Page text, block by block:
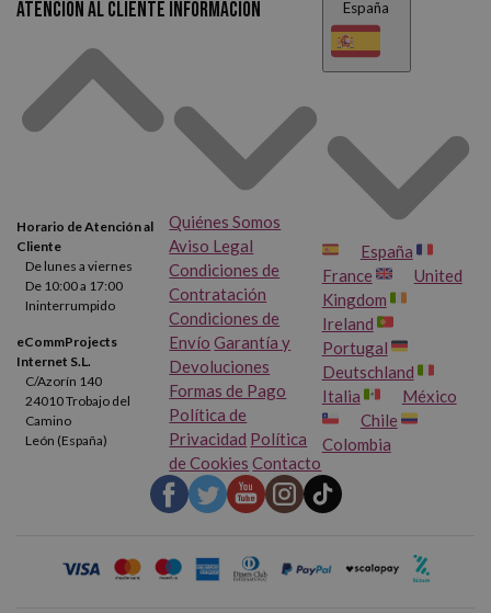
Atención al cliente
Horario de Atención al
Cliente
De lunes a viernes
De 10:00 a 17:00
Ininterrumpido
eCommProjects
Internet S.L.
C/Azorín 140
24010 Trobajo del
Camino
León (España)
Información
Quiénes Somos
Aviso Legal
Condiciones de
Contratación
Condiciones de
Envío Garantía y
Devoluciones
Formas de Pago
Política de
Privacidad Política
de Cookies Contacto
España
España
France
United
Kingdom
Ireland
Portugal
Deutschland
Italia
México
Chile
Colombia